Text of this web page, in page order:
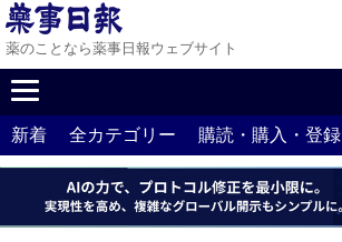
薬のことなら薬事日報ウェブサイト
新着 全カテゴリー 購読・購入・登録